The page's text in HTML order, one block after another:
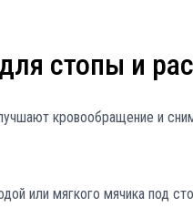
стопы и
кровообращение и
или мягкого мячика под